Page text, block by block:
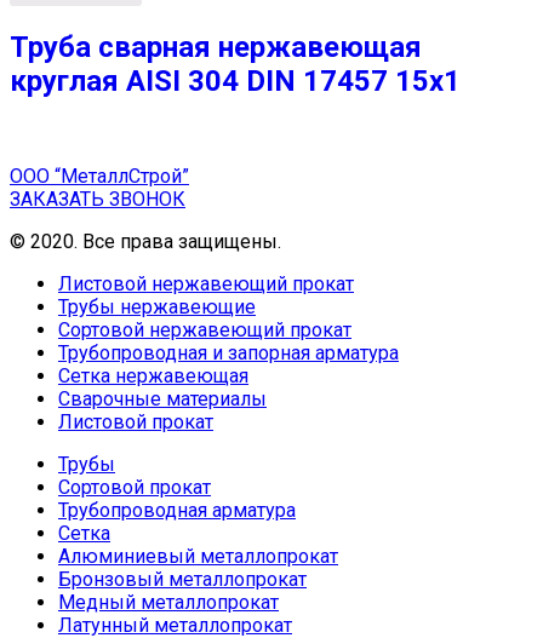
Труба сварная нержавеющая
круглая AISI 304 DIN 17457 15х1
ООО “МеталлСтрой”
ЗАКАЗАТЬ ЗВОНОК
© 2020. Все права защищены.
Листовой нержавеющий прокат
Трубы нержавеющие
Сортовой нержавеющий прокат
Трубопроводная и запорная арматура
Сетка нержавеющая
Сварочные материалы
Листовой прокат
Трубы
Сортовой прокат
Трубопроводная арматура
Сетка
Алюминиевый металлопрокат
Бронзовый металлопрокат
Медный металлопрокат
Латунный металлопрокат